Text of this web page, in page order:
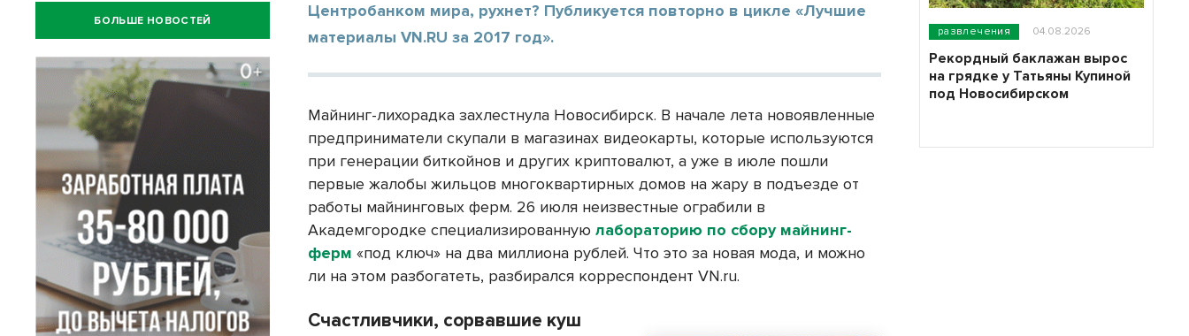
Центробанком мира, рухнет? Публикуется повторно в цикле «Лучшие
материалы VN.RU за 2017 год».
Майнинг-лихорадка захлестнула Новосибирск. В начале лета новоявленные
предприниматели скупали в магазинах видеокарты, которые используются
при генерации биткойнов и других криптовалют, а уже в июле пошли
первые жалобы жильцов многоквартирных домов на жару в подъезде от
работы майнинговых ферм. 26 июля неизвестные ограбили в
Академгородке специализированнуюлабораторию по сбору майнинг-
ферм «под ключ» на два миллиона рублей. Что это за новая мода, и можно
ли на этом разбогатеть, разбирался корреспондент VN.ru.
Счастливчики, сорвавшие куш
БОЛЬШЕ НОВОСТЕЙ
развлечения 04.08.2026
Рекордный баклажан вырос
на грядке у Татьяны Купиной
под Новосибирском